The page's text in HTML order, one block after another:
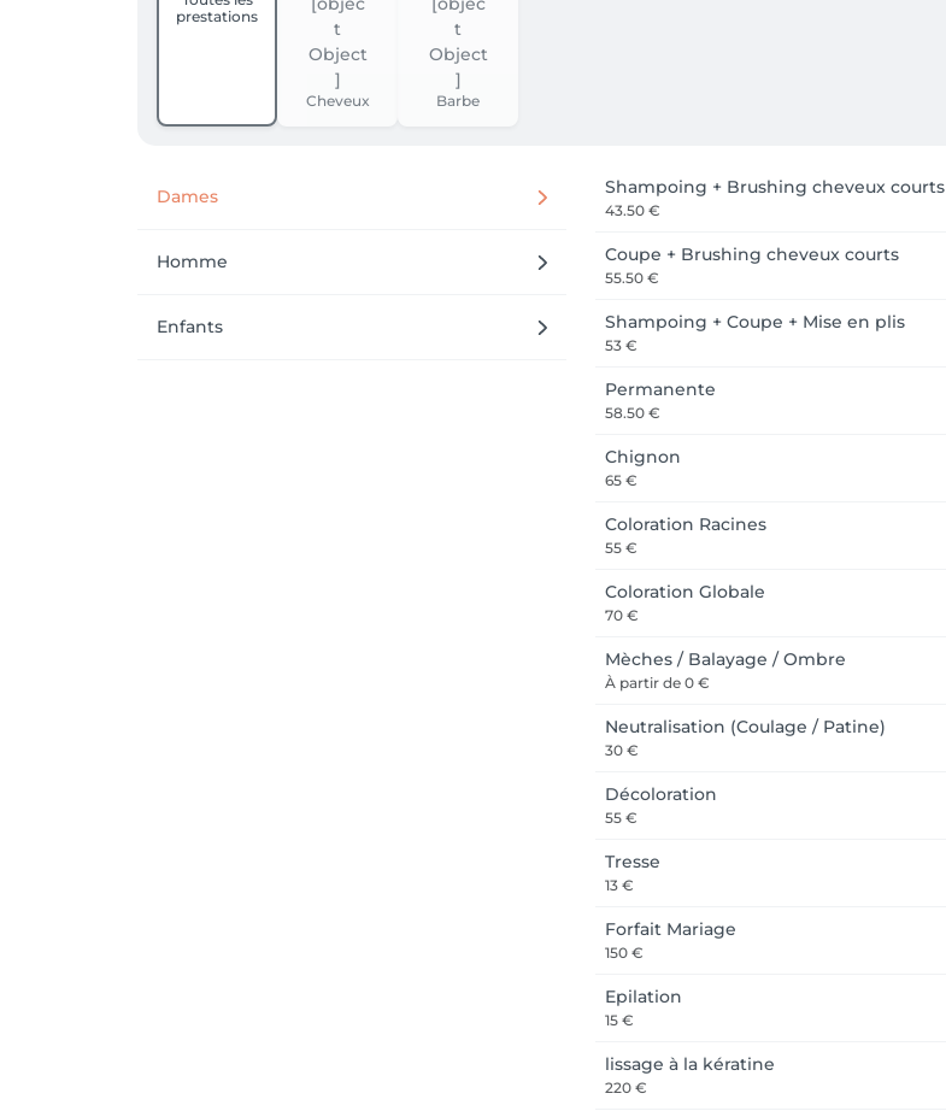
prestations
Cheveux Barbe
Dames
Homme
Enfants
Shampoing + Brushing cheveux courts
43.50 €
Coupe + Brushing cheveux courts
55.50 €
Shampoing + Coupe + Mise en plis
53 €
Permanente
58.50 €
Chignon
65 €
Coloration Racines
55 €
Coloration Globale
70 €
Mèches / Balayage / Ombre
À partir de 0 €
Neutralisation (Coulage / Patine)
30 €
Décoloration
55 €
Tresse
13 €
Forfait Mariage
150 €
Epilation
15 €
lissage à la kératine
220 €